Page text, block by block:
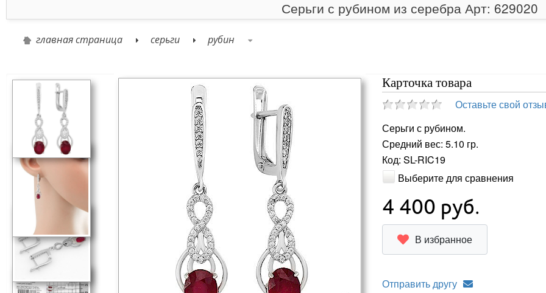
Серьги с рубином из серебра Арт: 629020
главная страница серьги рубин
Карточка товара
Оставьте свой
Серьги с рубином.
Средний вес: 5.10 гр.
Код: SL-RIC19
Выберите для сравнения
4 400 руб.
В избранное
Отправить другу